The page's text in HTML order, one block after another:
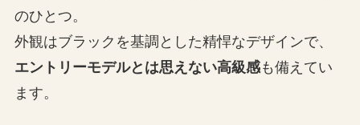
のひとつ。
外観はブラックを基調とした精悍なデザインで、
エントリーモデルとは思えない高級感も備えてい
ます。